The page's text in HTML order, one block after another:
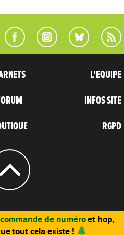
L'EQUIPE
INFOS SITE
RGPD
CARNETS D’AVENTURES
de numéroet hop,
tout cela existe !